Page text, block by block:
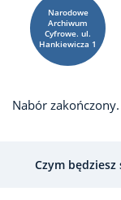
Narodowe
Archiwum
Cyfrowe. ul.
Hankiewicza 1
Nabór
Czym będziesz